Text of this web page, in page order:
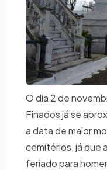
O dia 2 de
Finados já se
a data de maior
cemitérios, já que
feriado para